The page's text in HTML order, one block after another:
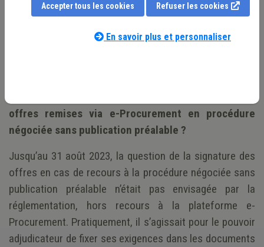
Voici les réponses à quelques questions fréquemment
posées par nos membres. Cette FAQ pourra s’enrichir au
fur et à mesure de celles-ci.
offres remises via e-Procurement en procédure
négociée sans publication préalable ?
Jusqu’au 31 août 2023, la question de la signature des
offres en cas de recours à la procédure négociée sans
publication préalable n’était pas envisagée par la
réglementation, hors recours à la plateforme e-
Procurement. Pratiquement, il s’agissait pour le pouvoir
adjudicateur de fixer ses exigences dans les documents
Accepter tous les cookies Refuser les cookies
En savoir plus et personnaliser